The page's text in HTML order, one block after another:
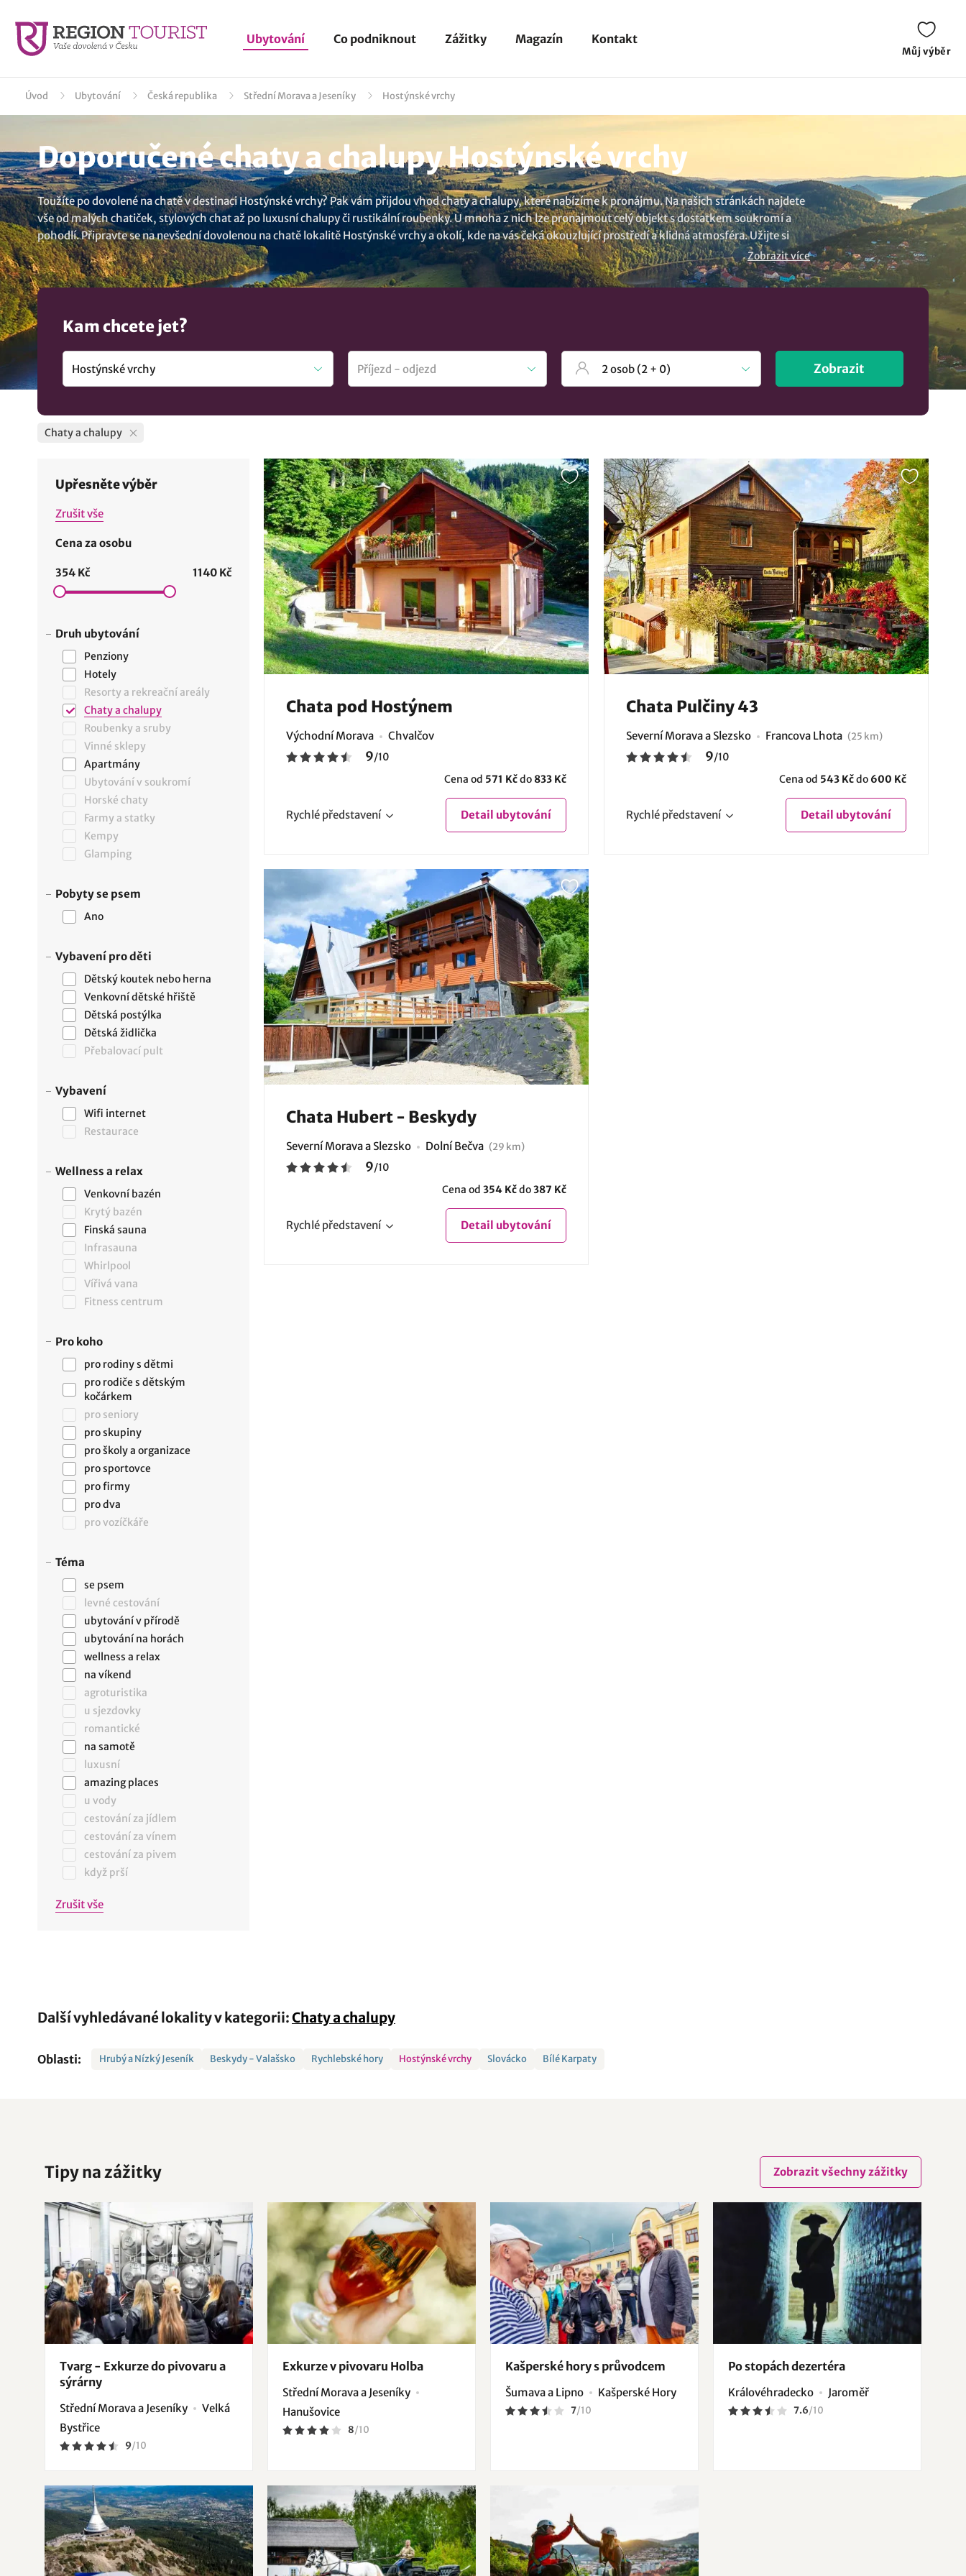
Ubytování Co podniknout Zážitky Magazín Kontakt
Můj výběr
Úvod Ubytování Česká republika Střední Morava a Jeseníky Hostýnské vrchy
Doporučené chaty a chalupy Hostýnské vrchy
Toužíte po dovolené na chatě v destinaci Hostýnské vrchy? Pak vám přijdou vhod chaty a chalupy, které nabízíme k pronájmu. Na našich stránkách najdete
vše od malých chatiček, stylových chat až po luxusní chalupy či rustikální roubenky. U mnoha z nich lze pronajmout celý objekt s dostatkem soukromí a
pohodlí. Připravte se na nevšední dovolenou na chatě lokalitě Hostýnské vrchy a okolí, kde na vás čeká okouzlující prostředí a klidná atmosféra. Užijte si
jedinečný pobyt na chalupě nebo roubenné chatě a dopřejte si neopakovatelnou atmosféru na vesnicni nebo v přírodě. U nás na regiontourist si vyberte
chatu, roubenku nebo třeba glamping, tree house, tiny house, maringotku nebo mobilheim podle vašich představ. Chcete více variant? Prohlédněte si naši
nabídku všechubytování v lokalitě Hostýnské vrchy..
Zobrazit více
Kam chcete jet?
Zobrazit
Chaty a chalupy
Upřesněte výběr
Zrušit vše
Cena za osobu
354 Kč 1140 Kč
Druh ubytování
Penziony
Hotely
Resorty a rekreační areály
Chaty a chalupy
Roubenky a sruby
Vinné sklepy
Apartmány
Ubytování v soukromí
Horské chaty
Farmy a statky
Kempy
Glamping
Pobyty se psem
Ano
Vybavení pro děti
Dětský koutek nebo herna
Venkovní dětské hřiště
Dětská postýlka
Dětská židlička
Přebalovací pult
Vybavení
Wifi internet
Restaurace
Wellness a relax
Venkovní bazén
Krytý bazén
Finská sauna
Infrasauna
Whirlpool
Vířivá vana
Fitness centrum
Pro koho
pro rodiny s dětmi
pro rodiče s dětským
kočárkem
pro seniory
pro skupiny
pro školy a organizace
pro sportovce
pro firmy
pro dva
pro vozíčkáře
Téma
se psem
levné cestování
ubytování v přírodě
ubytování na horách
wellness a relax
na víkend
agroturistika
u sjezdovky
romantické
na samotě
luxusní
amazing places
u vody
cestování za jídlem
cestování za vínem
cestování za pivem
když prší
Zrušit vše
Chata pod Hostýnem
Východní Morava Chvalčov
9/10
Cena od 571 Kčdo 833 Kč
Rychlé představení Detail ubytování
Chata Pulčiny 43
Severní Morava a Slezsko Francova Lhota (25 km)
9/10
Cena od 543 Kčdo 600 Kč
Rychlé představení Detail ubytování
Chata Hubert - Beskydy
Severní Morava a Slezsko Dolní Bečva (29 km)
9/10
Cena od 354 Kčdo387 Kč
Rychlé představení Detail ubytování
Další vyhledávané lokality v kategorii:Chaty a chalupy
Oblasti: Hrubý a Nízký Jeseník Beskydy - Valašsko Rychlebské hory Hostýnské vrchy Slovácko Bílé Karpaty
Tipy na zážitky Zobrazit všechny zážitky
Tvarg - Exkurze do pivovaru a
sýrárny
Střední Morava a Jeseníky
Velká
Bystřice
9/10
Exkurze v pivovaru Holba
Střední Morava a Jeseníky
Hanušovice
8/10
Kašperské hory s průvodcem
Šumava a Lipno Kašperské Hory
7/10
Po stopách dezertéra
Královéhradecko Jaroměř
7.6/10